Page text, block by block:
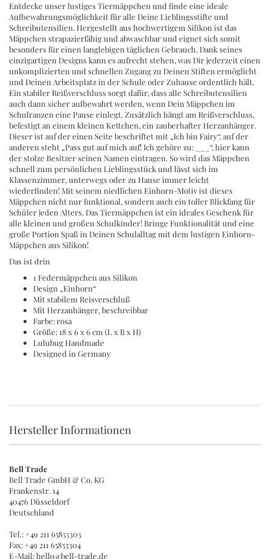
Entdecke unser lustiges Tiermäppchen und finde eine ideale
Aufbewahrungsmöglichkeit für alle Deine Lieblingsstifte und
Schreibutensilien. Hergestellt aus hochwertigem Silikon ist das
Mäppchen strapazierfähig und abwaschbar und eignet sich somit
besonders für einen langlebigen täglichen Gebrauch. Dank seines
einzigartigen Designs kann es aufrecht stehen, was Dir jederzeit einen
unkomplizierten und schnellen Zugang zu Deinen Stiften ermöglicht
und Deinen Arbeitsplatz in der Schule oder Zuhause ordentlich hält.
Ein stabiler Reißverschluss sorgt dafür, dass alle Schreibutensilien
auch dann sicher aufbewahrt werden, wenn Dein Mäppchen im
Schulranzen eine Pause einlegt. Zusätzlich hängt am Reißverschluss,
befestigt an einem kleinen Kettchen, ein zauberhafter Herzanhänger.
Dieser ist auf der einen Seite beschriftet mit „Ich bin Fairy“, auf der
anderen steht „Pass gut auf mich auf! Ich gehöre zu: ___“, hier kann
der stolze Besitzer seinen Namen eintragen. So wird das Mäppchen
schnell zum persönlichen Lieblingsstück und lässt sich im
Klassenzimmer, unterwegs oder zu Hause immer leicht
wiederfinden! Mit seinem niedlichen Einhorn-Motiv ist dieses
Mäppchen nicht nur funktional, sondern auch ein toller Blickfang für
Schüler jeden Alters. Das Tiermäppchen ist ein ideales Geschenk für
alle kleinen und großen Schulkinder! Bringe Funktionalität und eine
große Portion Spaß in Deinen Schulalltag mit dem lustigen Einhorn-
Mäppchen aus Silikon!
Das ist drin
1 Federmäppchen aus Silikon
Design „Einhorn“
Mit stabilem Reisverschluß
Mit Herzanhänger, beschreibbar
Farbe: rosa
Größe: 18 x 6 x 6 cm (L x B x H)
Lulubug Handmade
Designed in Germany
Hersteller Informationen
Bell Trade
Bell Trade GmbH & Co. KG
Frankenstr. 14
40476 Düsseldorf
Deutschland
Tel.: +49 211 65853303
Fax: +49 211 65853304
E-Mail: hello@bell-trade.de